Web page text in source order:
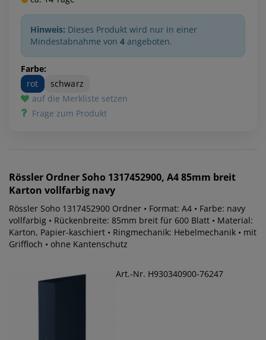
Hinweis: Dieses Produkt wird nur in einer
Mindestabnahme von 4 angeboten.
Farbe:
rot
schwarz
auf die Merkliste setzen
Frage zum Produkt
Rössler Ordner Soho 1317452900, A4 85mm breit
Karton vollfarbig navy
Rössler Soho 1317452900 Ordner • Format: A4 • Farbe: navy
vollfarbig • Rückenbreite: 85mm breit für 600 Blatt • Material:
Karton, Papier-kaschiert • Ringmechanik: Hebelmechanik • mit
Griffloch • ohne Kantenschutz
Art.-Nr. H930340900-76247